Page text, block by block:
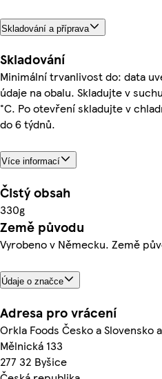
Skladování a příprava
Skladování
Minimální trvanlivost do: data
údaje na obalu. Skladujte v
°C. Po otevření skladujte v
do 6 týdnů.
Více informací
Čistý obsah
330g
Země původu
Vyrobeno v Německu. Země
Údaje o značce
Adresa pro vrácení
Orkla Foods Česko a Slovensko
Mělnická 133
277 32 Byšice